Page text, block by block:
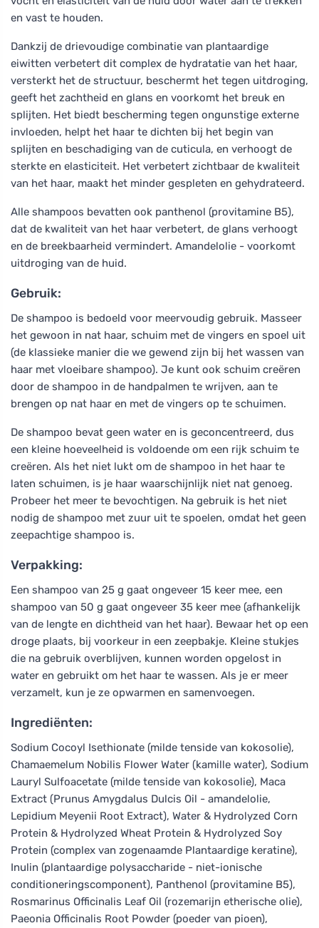
en vast te houden.
Dankzij de drievoudige combinatie van plantaardige
eiwitten verbetert dit complex de hydratatie van het haar,
versterkt het de structuur, beschermt het tegen uitdroging,
geeft het zachtheid en glans en voorkomt het breuk en
splijten. Het biedt bescherming tegen ongunstige externe
invloeden, helpt het haar te dichten bij het begin van
splijten en beschadiging van de cuticula, en verhoogt de
sterkte en elasticiteit. Het verbetert zichtbaar de kwaliteit
van het haar, maakt het minder gespleten en gehydrateerd.
Alle shampoos bevatten ook panthenol (provitamine B5),
dat de kwaliteit van het haar verbetert, de glans verhoogt
en de breekbaarheid vermindert. Amandelolie - voorkomt
uitdroging van de huid.
Gebruik:
De shampoo is bedoeld voor meervoudig gebruik. Masseer
het gewoon in nat haar, schuim met de vingers en spoel uit
(de klassieke manier die we gewend zijn bij het wassen van
haar met vloeibare shampoo). Je kunt ook schuim creëren
door de shampoo in de handpalmen te wrijven, aan te
brengen op nat haar en met de vingers op te schuimen.
De shampoo bevat geen water en is geconcentreerd, dus
een kleine hoeveelheid is voldoende om een rijk schuim te
creëren. Als het niet lukt om de shampoo in het haar te
laten schuimen, is je haar waarschijnlijk niet nat genoeg.
Probeer het meer te bevochtigen. Na gebruik is het niet
nodig de shampoo met zuur uit te spoelen, omdat het geen
zeepachtige shampoo is.
Verpakking:
Een shampoo van 25 g gaat ongeveer 15 keer mee, een
shampoo van 50 g gaat ongeveer 35 keer mee (afhankelijk
van de lengte en dichtheid van het haar). Bewaar het op een
droge plaats, bij voorkeur in een zeepbakje. Kleine stukjes
die na gebruik overblijven, kunnen worden opgelost in
water en gebruikt om het haar te wassen. Als je er meer
verzamelt, kun je ze opwarmen en samenvoegen.
Ingrediënten:
Sodium Cocoyl Isethionate (milde tenside van kokosolie),
Chamaemelum Nobilis Flower Water (kamille water), Sodium
Lauryl Sulfoacetate (milde tenside van kokosolie), Maca
Extract (Prunus Amygdalus Dulcis Oil - amandelolie,
Lepidium Meyenii Root Extract), Water & Hydrolyzed Corn
Protein & Hydrolyzed Wheat Protein & Hydrolyzed Soy
Protein (complex van zogenaamde Plantaardige keratine),
Inulin (plantaardige polysaccharide - niet-ionische
conditioneringscomponent), Panthenol (provitamine B5),
Rosmarinus Officinalis Leaf Oil (rozemarijn etherische olie),
Paeonia Officinalis Root Powder (poeder van pioen),